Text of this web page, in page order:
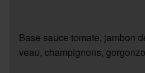
Base sauce tomate, jambon
veau, champignons,